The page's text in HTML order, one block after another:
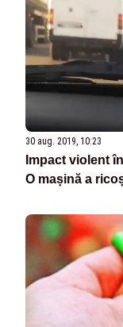
30 aug. 2019, 10:23
Impact violent
O mașină a